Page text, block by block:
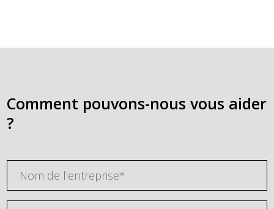
Comment pouvons-nous vous aider
?